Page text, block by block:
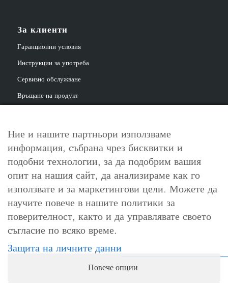
За клиенти
Гаранционни условия
Инструкции за употреба
Сервизно обслужване
Връщане на продукт
За контакт
info@cosori.bg
0898 396 966
Работно време
Понеделник-петък: 10:00-18:00ч.
Събота, неделя и официални празници: почивни дни
Ние и нашите партньори използваме
информация, събрана чрез бисквитки и
подобни технологии, за да подобрим вашия
опит на нашия сайт, да анализираме как го
използвате и за маркетингови цели. Можете да
научите повече в нашите политики за
поверителност, както и да управлявате своето
съгласие по всяко време.
Защита на личните данни
Повече опции